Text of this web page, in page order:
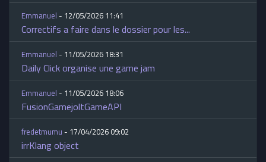
Emmanuel- 12/05/2026 11:41
Correctifs a faire dans le dossier pour les...
Emmanuel- 11/05/2026 18:31
Daily Click organise une game jam
Emmanuel- 11/05/2026 18:06
FusionGamejoltGameAPI
fredetmumu- 17/04/2026 09:02
irrKlang object